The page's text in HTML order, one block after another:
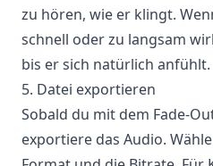
zu hören, wie er klingt.
schnell oder zu langsam
bis er sich natürlich anfühlt.
5. Datei exportieren
Sobald du mit dem Fade-
exportiere das Audio.